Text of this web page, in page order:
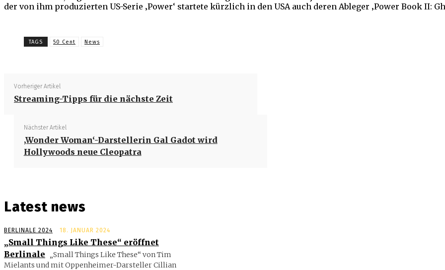
der von ihm produzierten US-Serie ‚Power‘ startete kürzlich in den USA auch deren Ableger ‚Power Book II:
TAGS 50 Cent News
Vorheriger Artikel
Streaming-Tipps für die nächste Zeit
Nächster Artikel
‚Wonder Woman‘-Darstellerin Gal Gadot wird
Hollywoods neue Cleopatra
Latest news
BERLINALE 2024 18. JANUAR 2024
„Small Things Like These“ eröffnet
Berlinale
„Small Things Like These“ von Tim
Mielants und mit Oppenheimer-Darsteller Cillian